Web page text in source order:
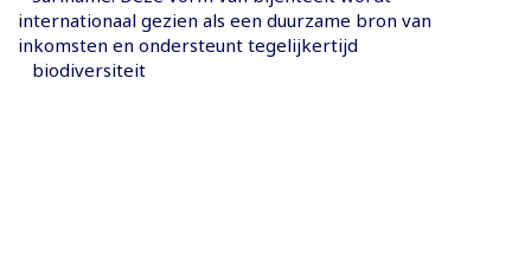
internationaal gezien als een duurzame bron van
inkomsten en ondersteunt tegelijkertijd
biodiversiteit